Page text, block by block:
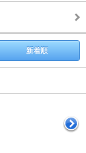
新着順